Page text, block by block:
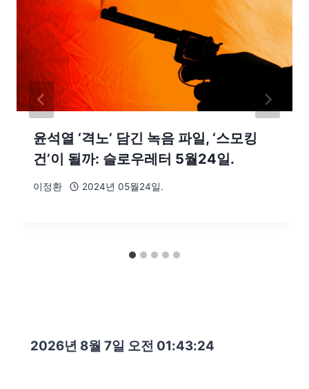
윤석열 ‘격노’ 담긴 녹음 파일, ‘스모킹
건’이 될까: 슬로우레터 5월24일.
이정환 2024년 05월24일.
2026년 8월 7일 오전 01:43:25